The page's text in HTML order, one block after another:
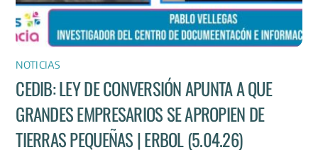
NOTICIAS
CEDIB: LEY DE CONVERSIÓN APUNTA A QUE
GRANDES EMPRESARIOS SE APROPIEN DE
TIERRAS PEQUEÑAS | ERBOL (5.04.26)